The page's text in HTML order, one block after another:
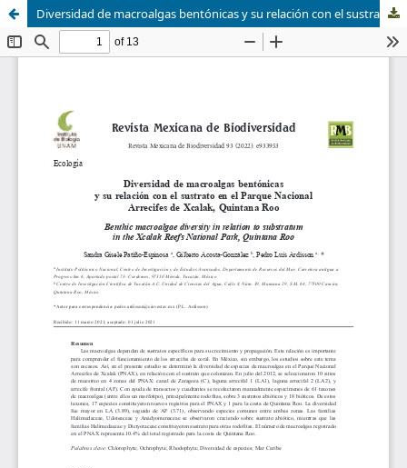
Diversidad de macroalgas bentónicas y su relación con el sustrato en el Parque Nacional Arrecifes de Xcalak, Quintana Roo